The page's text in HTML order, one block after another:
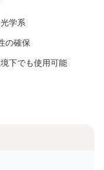
学系
の確保
下でも使用可能